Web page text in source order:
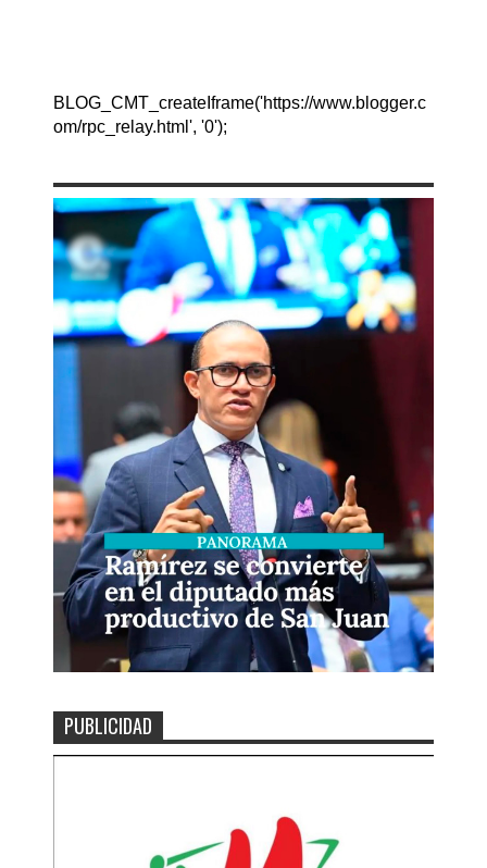
BLOG_CMT_createIframe('https://www.blogger.c
om/rpc_relay.html', '0');
PUBLICIDAD